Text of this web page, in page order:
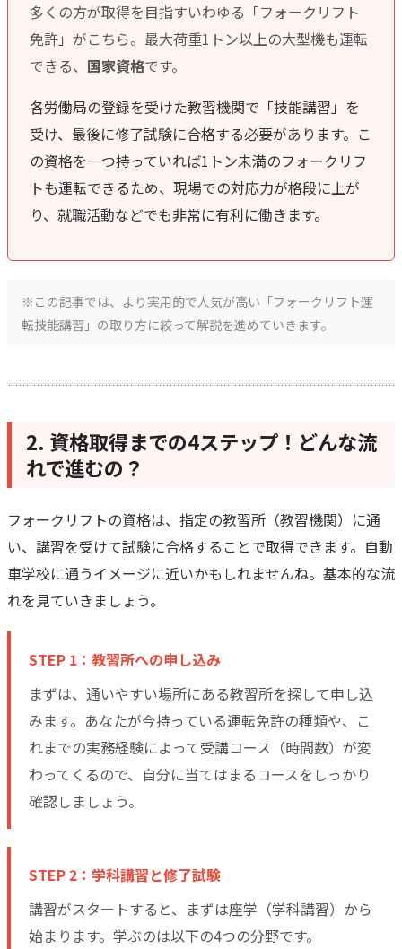
多くの方が取得を目指すいわゆる「フォークリフト
免許」がこちら。最大荷重1トン以上の大型機も運転
できる、 国家資格です。
各労働局の登録を受けた教習機関で「技能講習」を
受け、最後に修了試験に合格する必要があります。こ
の資格を一つ持っていれば1トン未満のフォークリフ
トも運転できるため、現場での対応力が格段に上が
り、就職活動などでも非常に有利に働きます。
※この記事では、より実用的で人気が高い「フォークリフト運
転技能講習」の取り方に絞って解説を進めていきます。
2. 資格取得までの4ステップ！どんな流
れで進むの？
フォークリフトの資格は、指定の教習所（教習機関）に通
い、講習を受けて試験に合格することで取得できます。自動
車学校に通うイメージに近いかもしれませんね。基本的な流
れを見ていきましょう。
STEP 1：教習所への申し込み
まずは、通いやすい場所にある教習所を探して申し込
みます。あなたが今持っている運転免許の種類や、こ
れまでの実務経験によって受講コース（時間数）が変
わってくるので、自分に当てはまるコースをしっかり
確認しましょう。
STEP 2：学科講習と修了試験
講習がスタートすると、まずは座学（学科講習）から
始まります。学ぶのは以下の4つの分野です。